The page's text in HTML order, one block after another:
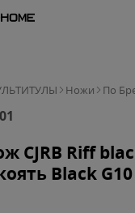
Ножи По
CJRB Riff
Black G10